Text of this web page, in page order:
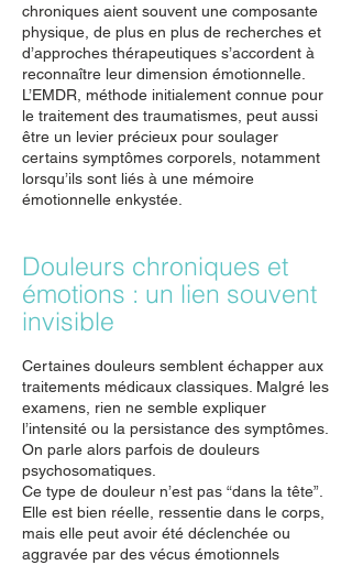
chroniques aient souvent une composante
physique, de plus en plus de recherches et
d’approches thérapeutiques s’accordent à
reconnaître leur dimension émotionnelle.
L’EMDR, méthode initialement connue pour
le traitement des traumatismes, peut aussi
être un levier précieux pour soulager
certains symptômes corporels, notamment
lorsqu’ils sont liés à une mémoire
émotionnelle enkystée.
Douleurs chroniques et
émotions : un lien souvent
invisible
Certaines douleurs semblent échapper aux
traitements médicaux classiques. Malgré les
examens, rien ne semble expliquer
l’intensité ou la persistance des symptômes.
On parle alors parfois de douleurs
psychosomatiques.
Ce type de douleur n’est pas “dans la tête”.
Elle est bien réelle, ressentie dans le corps,
mais elle peut avoir été déclenchée ou
aggravée par des vécus émotionnels